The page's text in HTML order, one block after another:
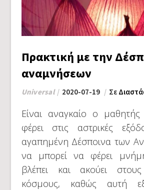
Πρακτική με την
αναμνήσεων
Universal 2020-07-19 Σε
Είναι αναγκαίο ο
φέρει στις αστρικές
αγαπημένη Δέσποινα των
να μπορεί να φέρει
βλέπει και ακούει στους
κόσμους, καθώς αυτή